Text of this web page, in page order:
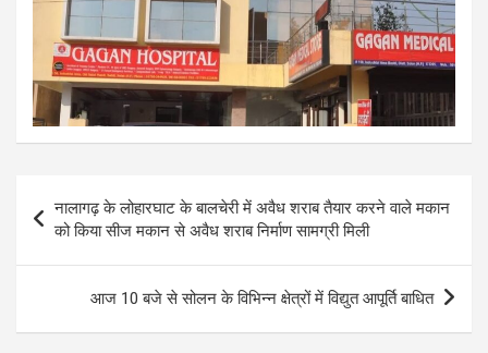
navigation
नालागढ़ के लोहारघाट के बालचेरी में अवैध शराब तैयार करने वाले मकान
को किया सीज मकान से अवैध शराब निर्माण सामग्री मिली
आज 10 बजे से सोलन के विभिन्न क्षेत्रों में विद्युत आपूर्ति बाधित